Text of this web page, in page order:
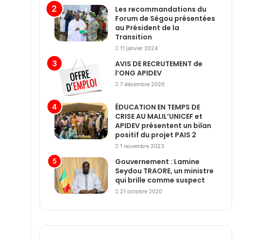
Les recommandations du
Forum de Ségou présentées
au Président de la
Transition
11 janvier 2024
AVIS DE RECRUTEMENT de
l’ONG APIDEV
7 décembre 2020
ÉDUCATION EN TEMPS DE
CRISE AU MALIL’UNICEF et
APIDEV présentent un bilan
positif du projet PAIS 2
1 novembre 2023
Gouvernement : Lamine
Seydou TRAORE, un ministre
qui brille comme suspect
21 octobre 2020